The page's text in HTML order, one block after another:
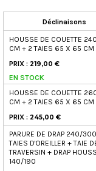
Déclinaisons
HOUSSE DE COUETTE
CM + 2 TAIES 65 X 65 CM
PRIX : 219,00 €
EN STOCK
HOUSSE DE COUETTE
CM + 2 TAIES 65 X 65 CM
PRIX : 245,00 €
PARURE DE DRAP 240/
TAIES D'OREILLER + TAIE
TRAVERSIN + DRAP
140/190